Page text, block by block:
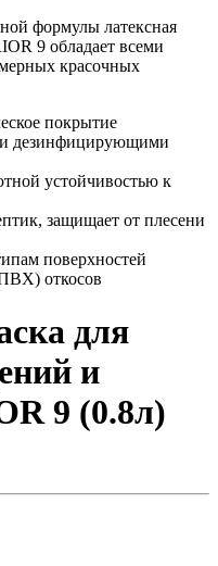
формулы латексная
9 обладает всеми
красочных
покрытие
дезинфицирующими
устойчивостью к
защищает от плесени
поверхностей
откосов
для
и
9 (0.8л)